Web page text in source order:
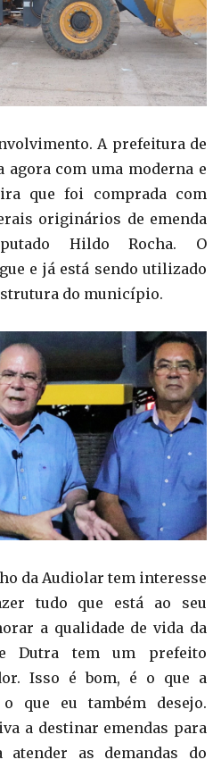
A prefeitura de
agora com uma moderna e
que foi comprada com
originários de emenda
Hildo Rocha. O
e já está sendo utilizado
do município.
da Audiolar tem interesse
tudo que está ao seu
a qualidade de vida da
Dutra tem um prefeito
Isso é bom, é o que a
que eu também desejo.
a destinar emendas para
as demandas do